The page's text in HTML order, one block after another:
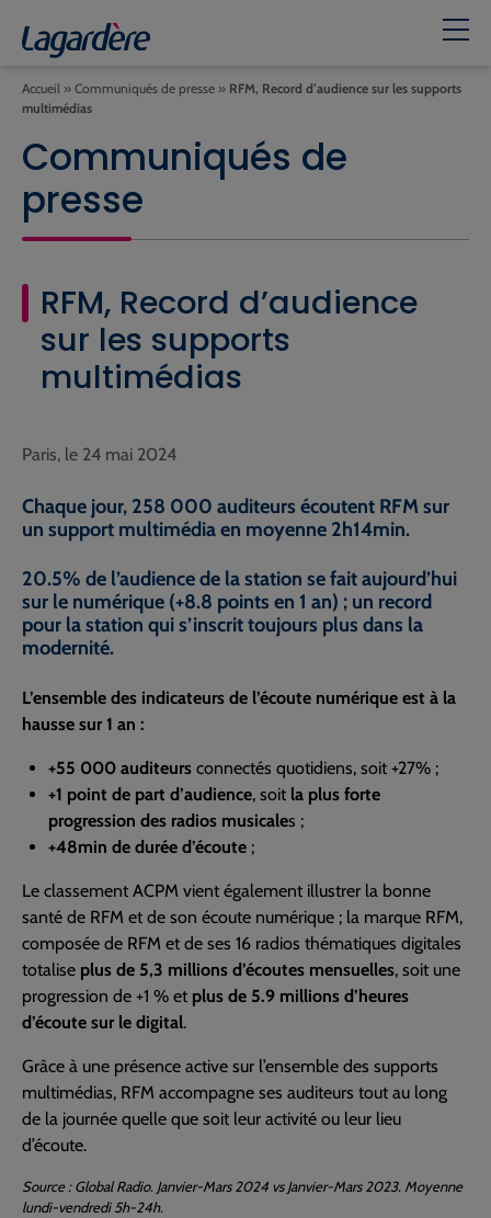
Accueil » Communiqués de presse » RFM, Record d’audience sur les supports
multimédias
Communiqués de
presse
RFM, Record d’audience
sur les supports
multimédias
Paris, le 24 mai 2024
Chaque jour, 258 000 auditeurs écoutent RFM sur
un support multimédia en moyenne 2h14min.
20.5% de l’audience de la station se fait aujourd’hui
sur le numérique (+8.8 points en 1 an) ; un record
pour la station qui s’inscrit toujours plus dans la
modernité.
L’ensemble des indicateurs de l’écoute numérique est à la
hausse sur 1 an :
+55 000 auditeurs connectés quotidiens, soit +27% ;
+1 point de part d’audience, soit la plus forte
progression des radios musicales ;
+48min de durée d’écoute ;
Le classement ACPM vient également illustrer la bonne
santé de RFM et de son écoute numérique ; la marque RFM,
composée de RFM et de ses 16 radios thématiques digitales
totalise plus de 5,3 millions d’écoutes mensuelles, soit une
progression de +1 % et plus de 5.9 millions d’heures
d’écoute sur le digital.
Grâce à une présence active sur l’ensemble des supports
multimédias, RFM accompagne ses auditeurs tout au long
de la journée quelle que soit leur activité ou leur lieu
d’écoute.
Source : Global Radio. Janvier-Mars 2024 vs Janvier-Mars 2023. Moyenne
lundi-vendredi 5h-24h.